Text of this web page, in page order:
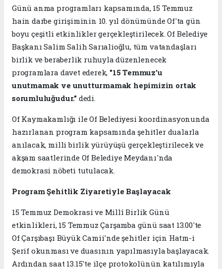
Günü anma programları kapsamında, 15 Temmuz
hain darbe girişiminin 10. yıl dönümünde Of'ta gün
boyu çeşitli etkinlikler gerçekleştirilecek. Of Belediye
Başkanı Salim Salih Sarıalioğlu, tüm vatandaşları
birlik ve beraberlik ruhuyla düzenlenecek
programlara davet ederek, "15 Temmuz'u
unutmamak ve unutturmamak hepimizin ortak
sorumluluğudur." dedi.
Of Kaymakamlığı ile Of Belediyesi koordinasyonunda
hazırlanan program kapsamında şehitler dualarla
anılacak, milli birlik yürüyüşü gerçekleştirilecek ve
akşam saatlerinde Of Belediye Meydanı'nda
demokrasi nöbeti tutulacak.
Program Şehitlik Ziyaretiyle Başlayacak
15 Temmuz Demokrasi ve Millî Birlik Günü
etkinlikleri, 15 Temmuz Çarşamba günü saat 13.00'te
Of Çarşıbaşı Büyük Camii'nde şehitler için Hatm-i
Şerif okunması ve duasının yapılmasıyla başlayacak.
Ardından saat 13.15'te ilçe protokolünün katılımıyla